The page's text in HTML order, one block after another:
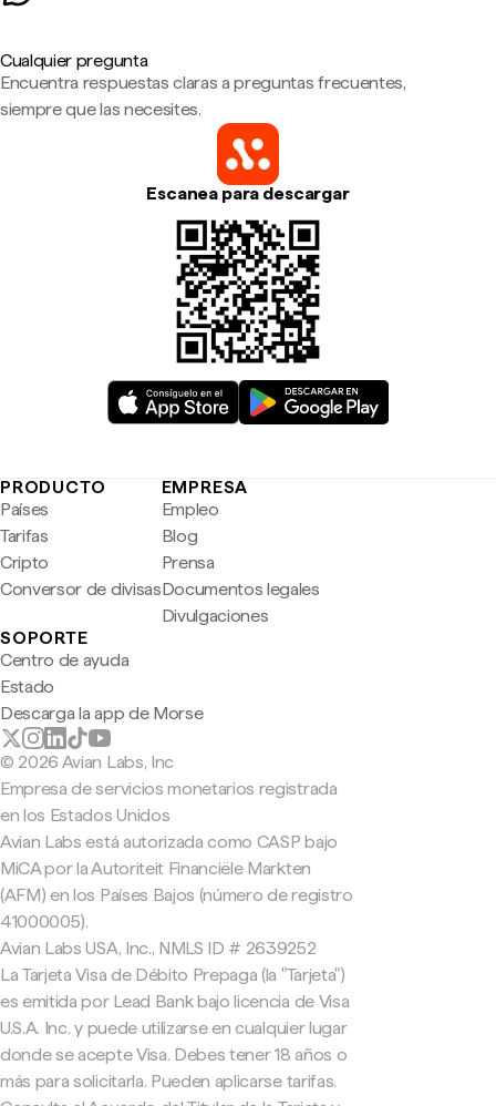
Cualquier pregunta
Encuentra respuestas claras a preguntas frecuentes,
siempre que las necesites.
Escanea para descargar
PRODUCTO
Países
Tarifas
Cripto
Conversor de divisas
EMPRESA
Empleo
Blog
Prensa
Documentos legales
Divulgaciones
SOPORTE
Centro de ayuda
Estado
Descarga la app de Morse
© 2026 Avian Labs, Inc
Empresa de servicios monetarios registrada
en los Estados Unidos
Avian Labs está autorizada como CASP bajo
MiCA por la Autoriteit Financiële Markten
(AFM) en los Países Bajos (número de registro
41000005).
Avian Labs USA, Inc., NMLS ID # 2639252
La Tarjeta Visa de Débito Prepaga (la "Tarjeta")
es emitida por Lead Bank bajo licencia de Visa
U.S.A. Inc. y puede utilizarse en cualquier lugar
donde se acepte Visa. Debes tener 18 años o
más para solicitarla. Pueden aplicarse tarifas.